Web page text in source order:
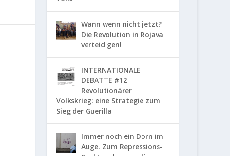
Wann wenn nicht jetzt?
Die Revolution in Rojava
verteidigen!
INTERNATIONALE
DEBATTE #12
Revolutionärer
Volkskrieg: eine Strategie zum
Sieg der Guerilla
Immer noch ein Dorn im
Auge. Zum Repressions-